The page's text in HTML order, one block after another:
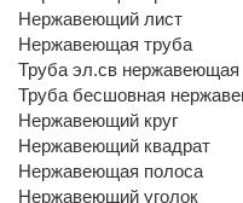
Нержавеющий лист
Нержавеющая труба
Труба эл.св нержавеющая
Труба бесшовная
Нержавеющий круг
Нержавеющий квадрат
Нержавеющая полоса
Нержавеющий уголок